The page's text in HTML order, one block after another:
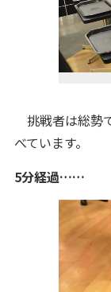
挑戦者は総勢
べています。
5分経過……